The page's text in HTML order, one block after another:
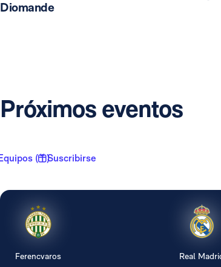
Diomande
Próximos eventos
( 1 )Suscribirse
Ferencvaros Real